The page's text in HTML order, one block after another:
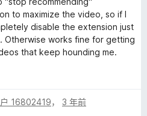
to maximize the video, so if I
disable the extension just
works fine for getting
that keep hounding me.
16802419， 3 年前